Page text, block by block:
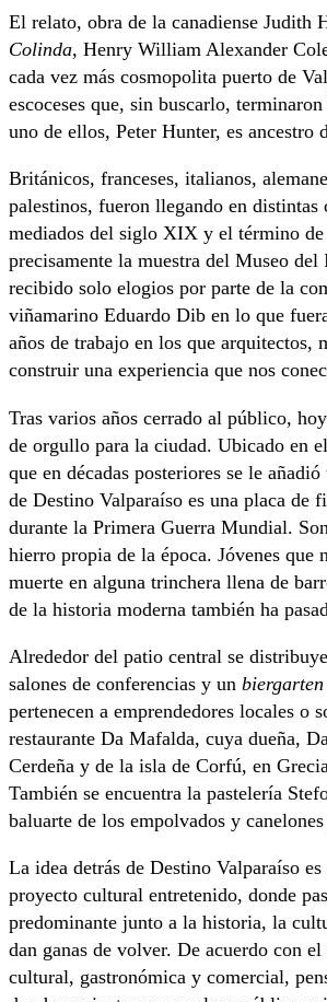
El relato, obra de la canadiense
Colinda, Henry William Alexander
cada vez más cosmopolita puerto de
escoceses que, sin buscarlo,
uno de ellos, Peter Hunter, es ancestro
Británicos, franceses, italianos,
palestinos, fueron llegando en
mediados del siglo XIX y el término
precisamente la muestra del Museo
recibido solo elogios por parte de la
viñamarino Eduardo Dib en lo que
años de trabajo en los que arquitectos,
construir una experiencia que nos
Tras varios años cerrado al público,
de orgullo para la ciudad. Ubicado en
que en décadas posteriores se le
de Destino Valparaíso es una placa de
durante la Primera Guerra Mundial.
hierro propia de la época. Jóvenes que
muerte en alguna trinchera llena de
de la historia moderna también ha
Alrededor del patio central se
salones de conferencias y un biergarten
pertenecen a emprendedores locales o
restaurante Da Mafalda, cuya dueña,
Cerdeña y de la isla de Corfú, en
También se encuentra la pastelería
baluarte de los empolvados y
La idea detrás de Destino Valparaíso
proyecto cultural entretenido, donde
predominante junto a la historia, la
dan ganas de volver. De acuerdo con
cultural, gastronómica y comercial,